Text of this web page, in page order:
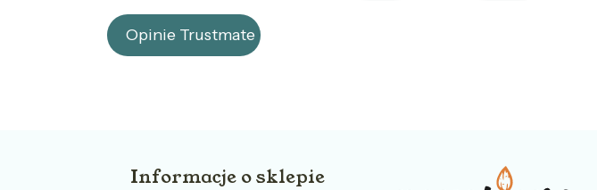
Opinie Trustmate
Informacje o sklepie